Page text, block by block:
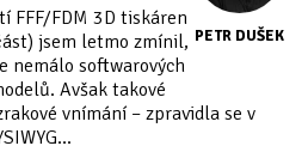
PETR DUŠEK
FFF/FDM 3D tiskáren
jsem letmo zmínil,
nemálo softwarových
Avšak takové
vnímání – zpravidla se v